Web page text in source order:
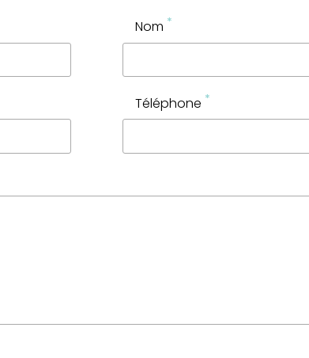
Nom *
Téléphone *